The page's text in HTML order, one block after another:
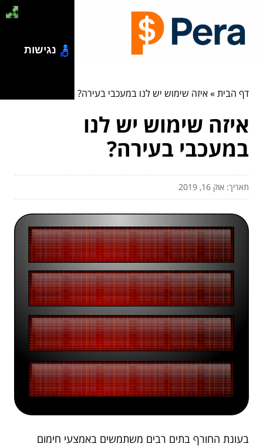
דף הבית»איזה שימוש יש לנו במעכבי בעירה?
איזה שימוש יש לנו
במעכבי בעירה?
תאריך: אוק 16, 2019
בעונת החורף בתים רבים משתמשים באמצעי חימום
נגישות